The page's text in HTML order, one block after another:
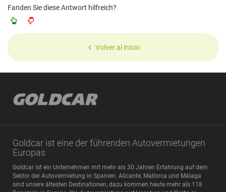
Fanden Sie diese Antwort hilfreich?
Volver al inicio
Goldcar ist eine der führenden Autovermietungen
Europas
Goldcar ist ein Unternehmen mit mehr als 30 Jahren Erfahrung auf dem
Sektor der Autovermietung in Spanien. Alicante, Mallorca und Málaga
sind unsere ältesten Destinationen, dazu kommen heute mehr als 118